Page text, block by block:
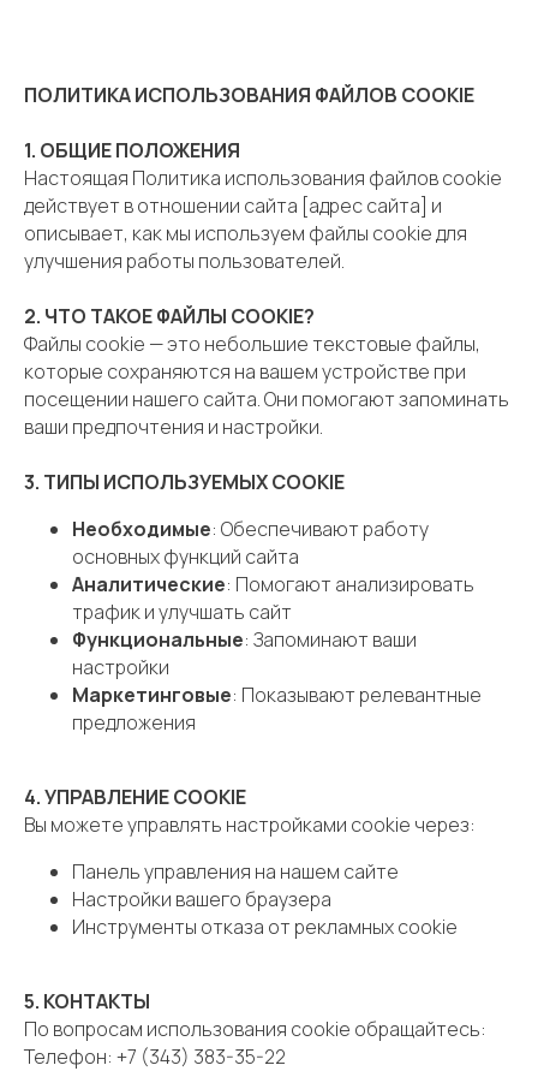
ПОЛИТИКА ИСПОЛЬЗОВАНИЯ ФАЙЛОВ COOKIE
1. ОБЩИЕ ПОЛОЖЕНИЯ
Настоящая Политика использования файлов cookie
действует в отношении сайта [адрес сайта] и
описывает, как мы используем файлы cookie для
улучшения работы пользователей.
2. ЧТО ТАКОЕ ФАЙЛЫ COOKIE?
Файлы cookie — это небольшие текстовые файлы,
которые сохраняются на вашем устройстве при
посещении нашего сайта. Они помогают запоминать
ваши предпочтения и настройки.
3. ТИПЫ ИСПОЛЬЗУЕМЫХ COOKIE
Необходимые: Обеспечивают работу
основных функций сайта
Аналитические: Помогают анализировать
трафик и улучшать сайт
Функциональные: Запоминают ваши
настройки
Маркетинговые: Показывают релевантные
предложения
4. УПРАВЛЕНИЕ COOKIE
Вы можете управлять настройками cookie через:
Панель управления на нашем сайте
Настройки вашего браузера
Инструменты отказа от рекламных cookie
5. КОНТАКТЫ
По вопросам использования cookie обращайтесь:
Телефон: +7 (343) 383-35-22